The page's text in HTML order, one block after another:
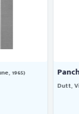
3 (June, 1963)